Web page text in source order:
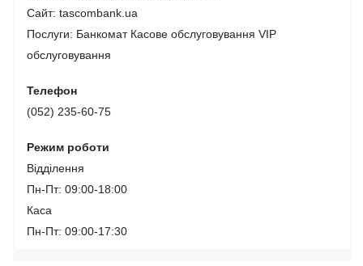
Сайт: tascombank.ua
Послуги: Банкомат Касове обслуговування VIP
обслуговування
Телефон
(052) 235-60-75
Режим роботи
Відділення
Пн-Пт: 09:00-18:00
Каса
Пн-Пт: 09:00-17:30